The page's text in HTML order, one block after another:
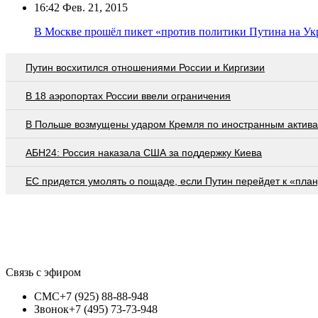
16:42 Фев. 21, 2015
В Москве прошёл пикет «против политики Путина на
Путин восхитился отношениями России и Киргизии
В 18 аэропортах России ввели ограничения
В Польше возмущены ударом Кремля по иностранным
АБН24: Россия наказала США за поддержку Киева
EC придется умолять о пощаде, если Путин перейдет к
Связь с эфиром
СМС+7 (925) 88-88-948
Звонок+7 (495) 73-73-948